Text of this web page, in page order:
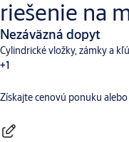
riešenie na
Nezáväzná dopyt
Cylindrické vložky, zámky a
+1
Získajte cenovú ponuku